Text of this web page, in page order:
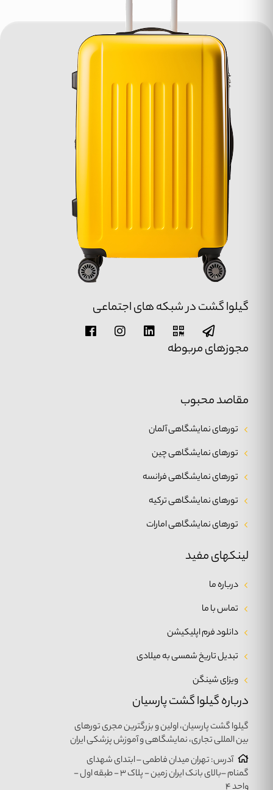
درباره گیلوا گشت پارسیان
گیلوا گشت پارسیان، اولین و بزرگترین مجری تورهای
بین المللی تجاری، نمایشگاهی و آموزش پزشکی ایران
آدرس: تهران میدان فاطمی – ابتدای شهدای
گمنام –بالای بانک ایران زمین - پلاک ۳ - طبقه اول -
لینکهای مفید
درباره ما
تماس با ما
دانلود فرم اپلیکیشن
تبدیل تاریخ شمسی به میلادی
ویزای شینگن
مقاصد محبوب
تورهای نمایشگاهی آلمان
تورهای نمایشگاهی چین
تورهای نمایشگاهی فرانسه
تورهای نمایشگاهی ترکیه
تورهای نمایشگاهی امارات
گیلوا گشت در شبکه های اجتماعی
مجوزهای مربوطه